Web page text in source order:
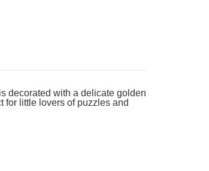
decorated with a delicate golden
for little lovers of puzzles and